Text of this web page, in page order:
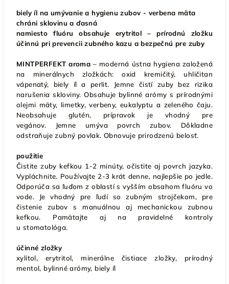
biely íl na umývanie a hygienu zubov - verbena mäta
chráni sklovinu a ďasná
namiesto fluóru obsahuje erytritol – prírodnú zložku
účinnú pri prevencii zubného kazu a bezpečnú pre zuby
MINTPERFEKT aroma – moderná ústna hygiena založená
na minerálnych zložkách: oxid kremičitý, uhličitan
vápenatý, biely íl a perlit. Jemne čistí zuby bez rizika
narušenia skloviny. Obsahuje bylinné arómy s prírodnými
olejmi mäty, limetky, verbeny, eukalyptu a zeleného čaju.
Neobsahuje glutén, prípravok je vhodný pre
vegánov.
Jemne umýva povrch zubov. Dôkladne
odstraňuje zubný povlak. Obnovuje prirodzenú belosť.
použitie
Čistite zuby kefkou 1-2 minúty, očistite aj povrch jazyka.
Vypláchnite. Používajte 2-3 krát denne, najlepšie po jedle.
Odporúča sa ľuďom z oblastí s vyšším obsahom fluóru vo
vode. Je vhodný pre ľudí so zubným strojčekom, pre
čistenie zubov s manuálnou aj mechanickou zubnou
kefkou. Pamätajte aj na pravidelné kontroly
u stomatológa.
účinné zložky
xylitol, erytritol, minerálne čistiace zložky, prírodný
mentol, bylinné arómy, biely íl